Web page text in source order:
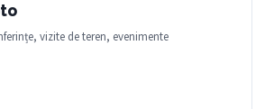
vizite de teren, evenimente